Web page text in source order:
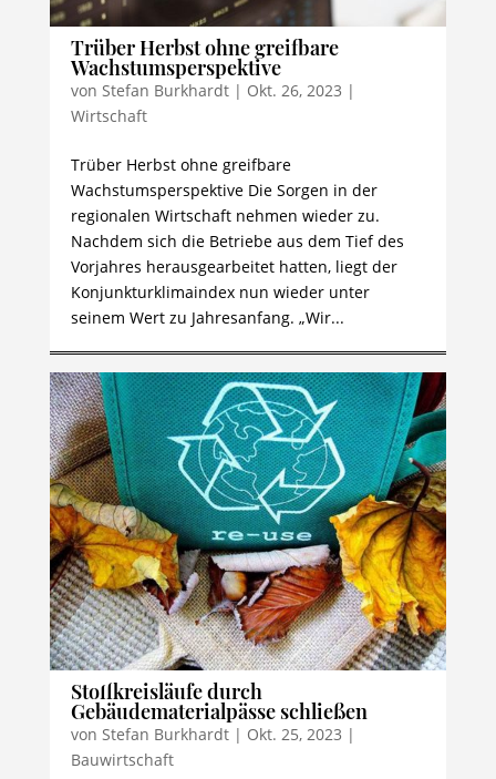
Trüber Herbst ohne greifbare
Wachstumsperspektive
von Stefan Burkhardt| Okt. 26, 2023 |
Wirtschaft
Trüber Herbst ohne greifbare
Wachstumsperspektive Die Sorgen in der
regionalen Wirtschaft nehmen wieder zu.
Nachdem sich die Betriebe aus dem Tief des
Vorjahres herausgearbeitet hatten, liegt der
Konjunkturklimaindex nun wieder unter
seinem Wert zu Jahresanfang. „Wir...
Stoffkreisläufe durch
Gebäudematerialpässe schließen
von Stefan Burkhardt| Okt. 25, 2023 |
Bauwirtschaft